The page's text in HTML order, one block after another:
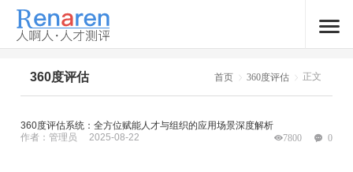
360度评估 首页 360度评估 正文
360度评估系统：全方位赋能人才与组织的应用场景深度解析
作者：管理员
2025-08-22 7800 0